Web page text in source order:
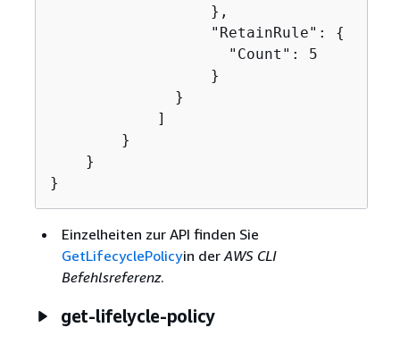
                  },
                  "RetainRule":
{
                    "Count": 5
                  }
              }
            ]
        }
    }
}
Einzelheiten zur API finden Sie
GetLifecyclePolicyin derAWS CLI
Befehlsreferenz.
get-lifelycle-policy